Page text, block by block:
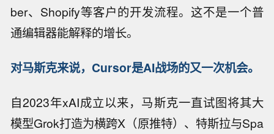
ber、Shopify等客户的开发流程。这不是一个普
通编辑器能解释的增长。
对马斯克来说，Cursor是AI战场的又一次机会。
自2023年xAI成立以来，马斯克一直试图将其大
模型Grok打造为横跨X（原推特）、特斯拉与Spa